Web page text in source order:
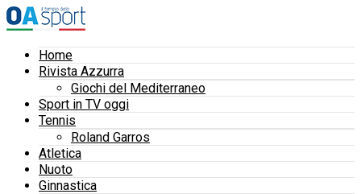
Home
Rivista Azzurra
Giochi del Mediterraneo
Sport in TV oggi
Tennis
Roland Garros
Atletica
Nuoto
Ginnastica